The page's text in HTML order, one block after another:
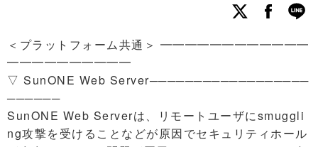
＜プラットフォーム共通＞ ━━━━━━━━━━━━
━━━━━━━━━━
▽ SunONE Web Server──────────────────
──────
SunONE Web Serverは、リモートユーザにsmuggli
ng攻撃を受けることなどが原因でセキュリティホール